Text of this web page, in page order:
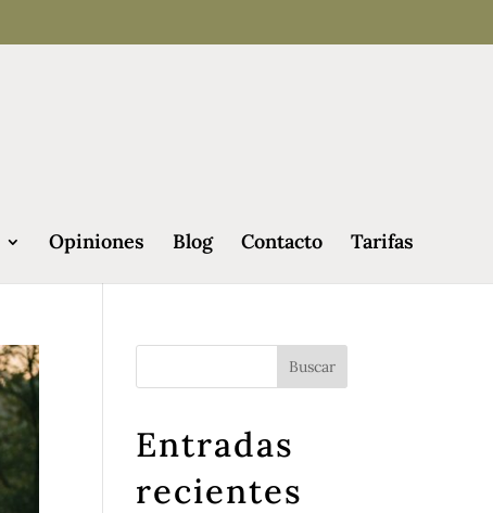
Opiniones Blog Contacto Tarifas
Entradas
recientes